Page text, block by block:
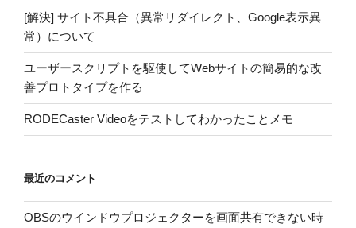
[解決] サイト不具合（異常リダイレクト、Google表示異
常）について
ユーザースクリプトを駆使してWebサイトの簡易的な改
善プロトタイプを作る
RODECaster Videoをテストしてわかったことメモ
最近のコメント
OBSのウインドウプロジェクターを画面共有できない時